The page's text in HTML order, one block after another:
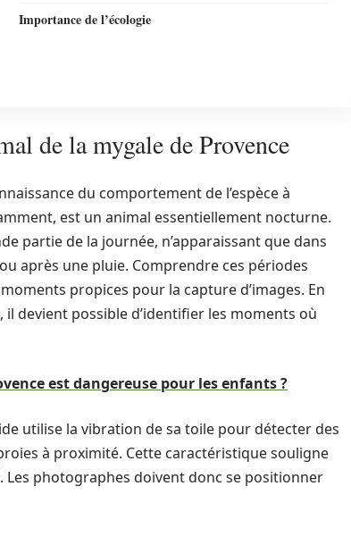
Importance de l’écologie
de la mygale de Provence
du comportement de l’espèce à
est un animal essentiellement nocturne.
partie de la journée, n’apparaissant que dans
après une pluie. Comprendre ces périodes
propices pour la capture d’images. En
devient possible d’identifier les moments où
est dangereuse pour les enfants ?
utilise la vibration de sa toile pour détecter des
à proximité. Cette caractéristique souligne
Les photographes doivent donc se positionner